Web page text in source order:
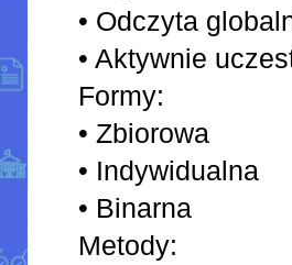
• Odczyta
• Aktywnie
Formy:
• Zbiorowa
• Indywidualna
• Binarna
Metody: